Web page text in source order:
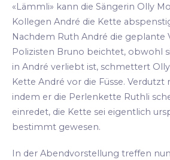
«Lämmli» kann die Sängerin Olly
Kollegen André die Kette
Nachdem Ruth André die
Polizisten Bruno beichtet, obwohl
in André verliebt ist, schmettert
Kette André vor die Füsse. Verdutzt
indem er die Perlenkette Ruthli
einredet, die Kette sei eigentlich
bestimmt gewesen.
In der Abendvorstellung treffen